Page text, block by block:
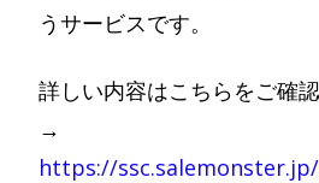
うサービスです。
詳しい内容はこちらをご確
→
https://